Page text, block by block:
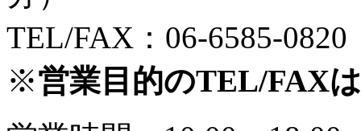
TEL/FAX：06-6585-0820
※営業目的のTEL/FAX